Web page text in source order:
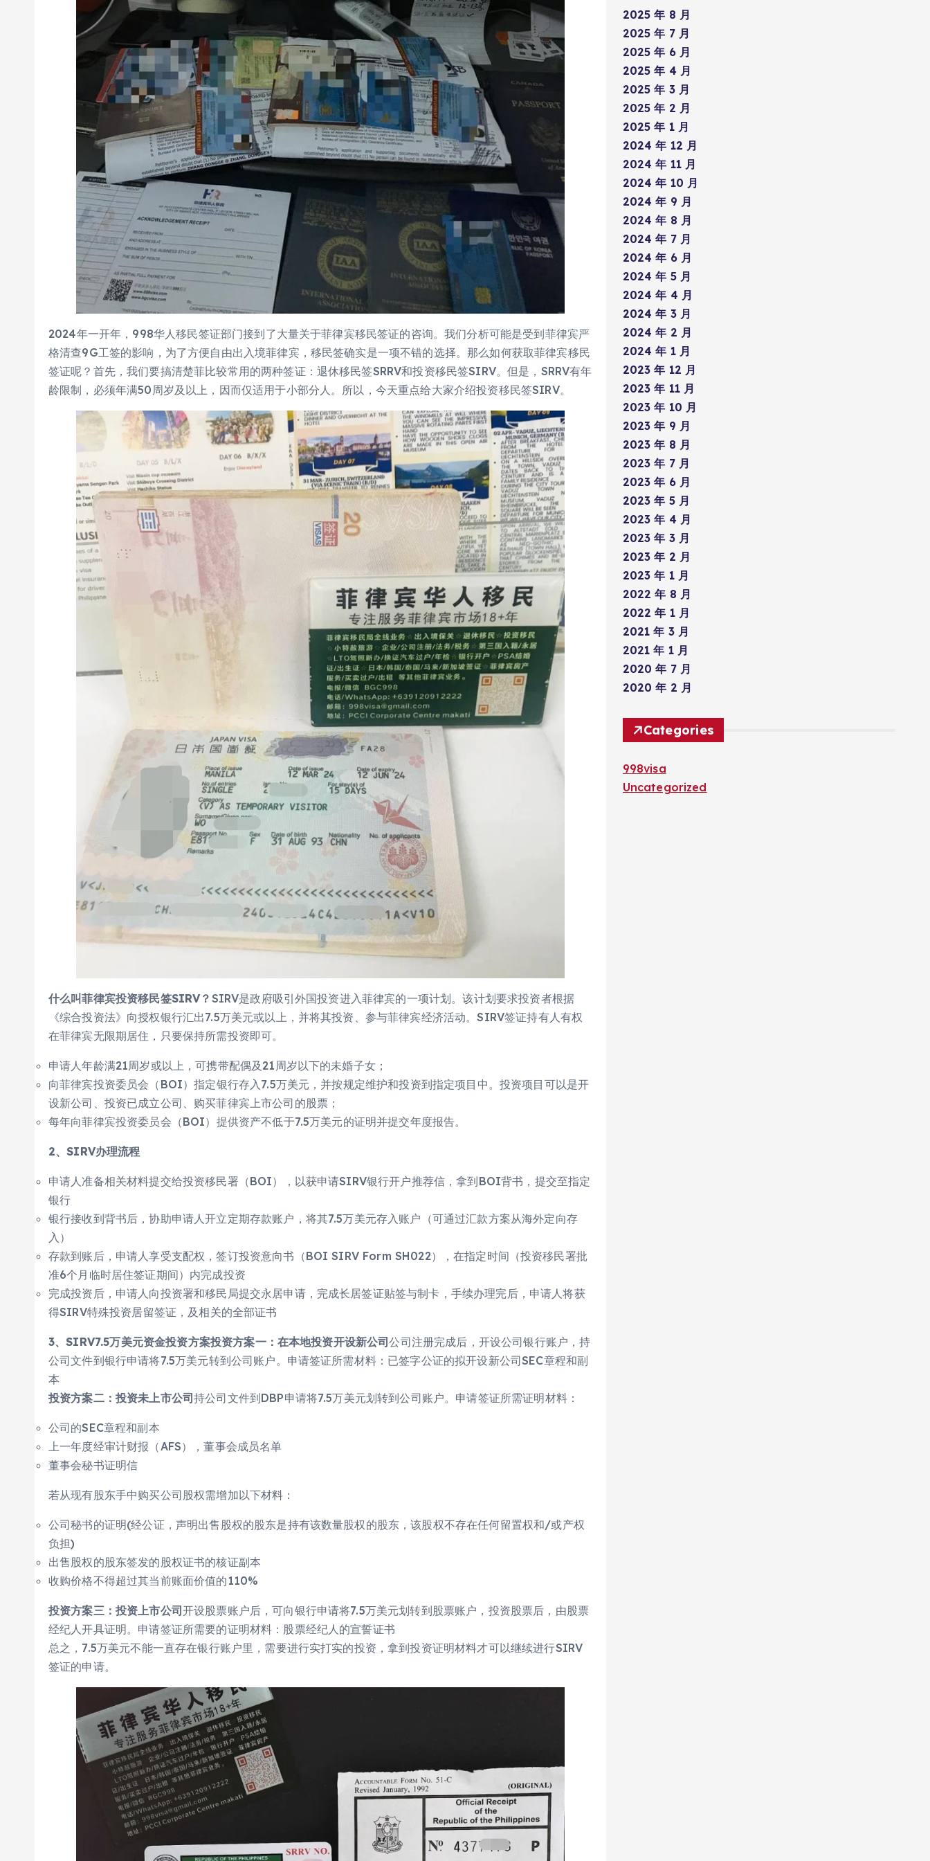
2024年一开年，998华人移民签证部门接到了大量关于菲律宾移民签证的咨询。我们分析可能是受到菲律宾严
格清查9G工签的影响，为了方便自由出入境菲律宾，移民签确实是一项不错的选择。那么如何获取菲律宾移民
签证呢？首先，我们要搞清楚菲比较常用的两种签证：退休移民签SRRV和投资移民签SIRV。但是，SRRV有年
龄限制，必须年满50周岁及以上，因而仅适用于小部分人。所以，今天重点给大家介绍投资移民签SIRV。
什么叫菲律宾投资移民签SIRV？ SIRV是政府吸引外国投资进入菲律宾的一项计划。该计划要求投资者根据
《综合投资法》向授权银行汇出7.5万美元或以上，并将其投资、参与菲律宾经济活动。SIRV签证持有人有权
在菲律宾无限期居住，只要保持所需投资即可。
申请人年龄满21周岁或以上，可携带配偶及21周岁以下的未婚子女；
向菲律宾投资委员会（BOI）指定银行存入7.5万美元，并按规定维护和投资到指定项目中。投资项目可以是开
设新公司、投资已成立公司、购买菲律宾上市公司的股票；
每年向菲律宾投资委员会（BOI）提供资产不低于7.5万美元的证明并提交年度报告。
2、SIRV办理流程
申请人准备相关材料提交给投资移民署（BOI），以获申请SIRV银行开户推荐信，拿到BOI背书，提交至指定
银行
银行接收到背书后，协助申请人开立定期存款账户，将其7.5万美元存入账户（可通过汇款方案从海外定向存
入）
存款到账后，申请人享受支配权，签订投资意向书（BOI SIRV Form SH022），在指定时间（投资移民署批
准6个月临时居住签证期间）内完成投资
完成投资后，申请人向投资署和移民局提交永居申请，完成长居签证贴签与制卡，手续办理完后，申请人将获
得SIRV特殊投资居留签证，及相关的全部证书
3、SIRV7.5万美元资金投资方案投资方案一：在本地投资开设新公司公司注册完成后，开设公司银行账户，持
公司文件到银行申请将7.5万美元转到公司账户。申请签证所需材料：已签字公证的拟开设新公司SEC章程和副
本
投资方案二：投资未上市公司持公司文件到DBP申请将7.5万美元划转到公司账户。申请签证所需证明材料：
公司的SEC章程和副本
上一年度经审计财报（AFS），董事会成员名单
董事会秘书证明信
若从现有股东手中购买公司股权需增加以下材料：
公司秘书的证明(经公证，声明出售股权的股东是持有该数量股权的股东，该股权不存在任何留置权和/或产权
负担)
出售股权的股东签发的股权证书的核证副本
收购价格不得超过其当前账面价值的110%
投资方案三：投资上市公司开设股票账户后，可向银行申请将7.5万美元划转到股票账户，投资股票后，由股票
经纪人开具证明。申请签证所需要的证明材料：股票经纪人的宣誓证书
总之，7.5万美元不能一直存在银行账户里，需要进行实打实的投资，拿到投资证明材料才可以继续进行SIRV
签证的申请。
2025 年 8 月
2025 年 7 月
2025 年 6 月
2025 年 4 月
2025 年 3 月
2025 年 2 月
2025 年 1 月
2024 年 12 月
2024 年 11 月
2024 年 10 月
2024 年 9 月
2024 年 8 月
2024 年 7 月
2024 年 6 月
2024 年 5 月
2024 年 4 月
2024 年 3 月
2024 年 2 月
2024 年 1 月
2023 年 12 月
2023 年 11 月
2023 年 10 月
2023 年 9 月
2023 年 8 月
2023 年 7 月
2023 年 6 月
2023 年 5 月
2023 年 4 月
2023 年 3 月
2023 年 2 月
2023 年 1 月
2022 年 8 月
2022 年 1 月
2021 年 3 月
2021 年 1 月
2020 年 7 月
2020 年 2 月
Categories
998visa
Uncategorized